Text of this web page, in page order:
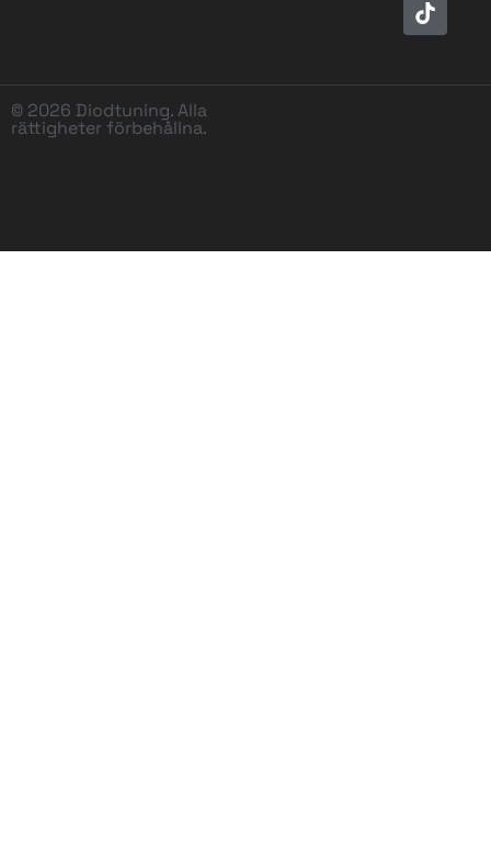
© 2026 Diodtuning. Alla
rättigheter förbehållna.